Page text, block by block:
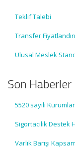
Teklif Talebi
Transfer
Ulusal Meslek
Son Haberler
5520 sayılı
Sigortacılık Destek
Varlık Barışı